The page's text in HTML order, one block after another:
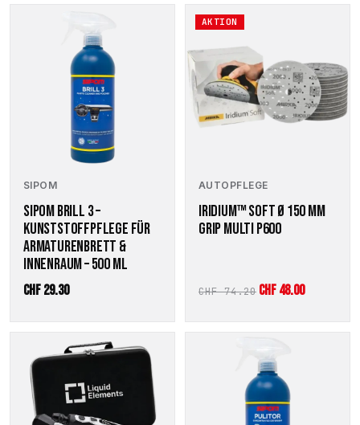
SIPOM
SIPOM BRILL 3 –
KUNSTSTOFFPFLEGE FÜR
ARMATURENBRETT &
INNENRAUM – 500 ML
CHF29.30
AKTION
AUTOPFLEGE
IRIDIUM™ SOFT Ø 150 MM
GRIP MULTI P600
CHF74.20 Ursprünglicher
war:
CHF 74.20
CHF48.00Aktueller
ist: